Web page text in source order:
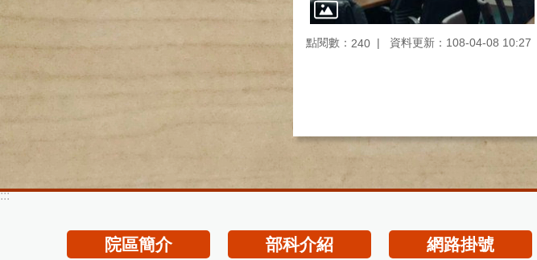
點閱數： 240 資料更新：108-04-08 10:27
:::
院區簡介 部科介紹 網路掛號